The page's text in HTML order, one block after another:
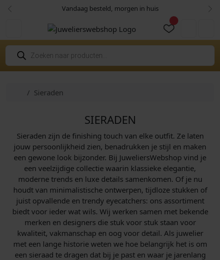
Skip to content
Skip to footer Vandaag besteld, morgen in huis
Vorige
Account
P
o
d
HomeSieraden
SIERADEN
Sieraden zijn de finishing touch van elke outfit. Ze laten
jouw persoonlijkheid zien, benadrukken je stijl en maken
een gewone look bijzonder. Bij JuweliersWebshop vind je
een veelzijdige collectie waarin klassieke elegantie,
moderne trends en luxe details samenkomen. Of je nu
houdt van minimalistische ontwerpen, tijdloze stukken of
juist opvallende en trendy eyecatchers: ons assortiment
biedt voor ieder wat wils. Wij werken samen met bekende
merken en designers die stuk voor stuk staan voor
kwaliteit, vakmanschap en oog voor detail. Als juwelier
met een lange historie weten we hoe belangrijk het is om
een sieraad te dragen dat bij je past en waar je jarenlang